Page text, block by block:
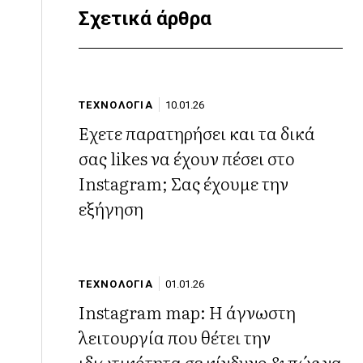
Σχετικά άρθρα
ΤΕΧΝΟΛΟΓΙΑ 10.01.26
Έχετε παρατηρήσει και τα δικά
σας likes να έχουν πέσει στο
Instagram; Σας έχουμε την
εξήγηση
ΤΕΧΝΟΛΟΓΙΑ 01.01.26
Instagram map: Η άγνωστη
λειτουργία που θέτει την